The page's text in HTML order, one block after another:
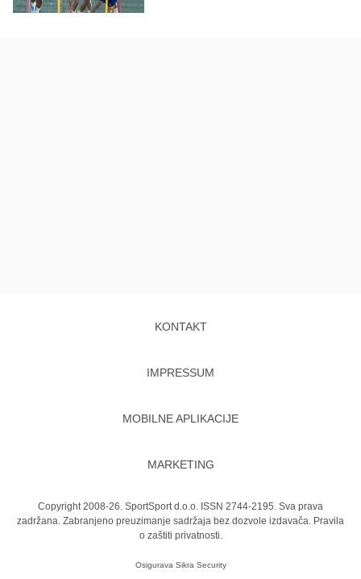
KONTAKT
IMPRESSUM
MOBILNE APLIKACIJE
MARKETING
Copyright 2008-26. SportSport d.o.o. ISSN 2744-2195. Sva prava
zadržana. Zabranjeno preuzimanje sadržaja bez dozvole izdavača. Pravila
o zaštiti privatnosti.
Osigurava Sikra Security